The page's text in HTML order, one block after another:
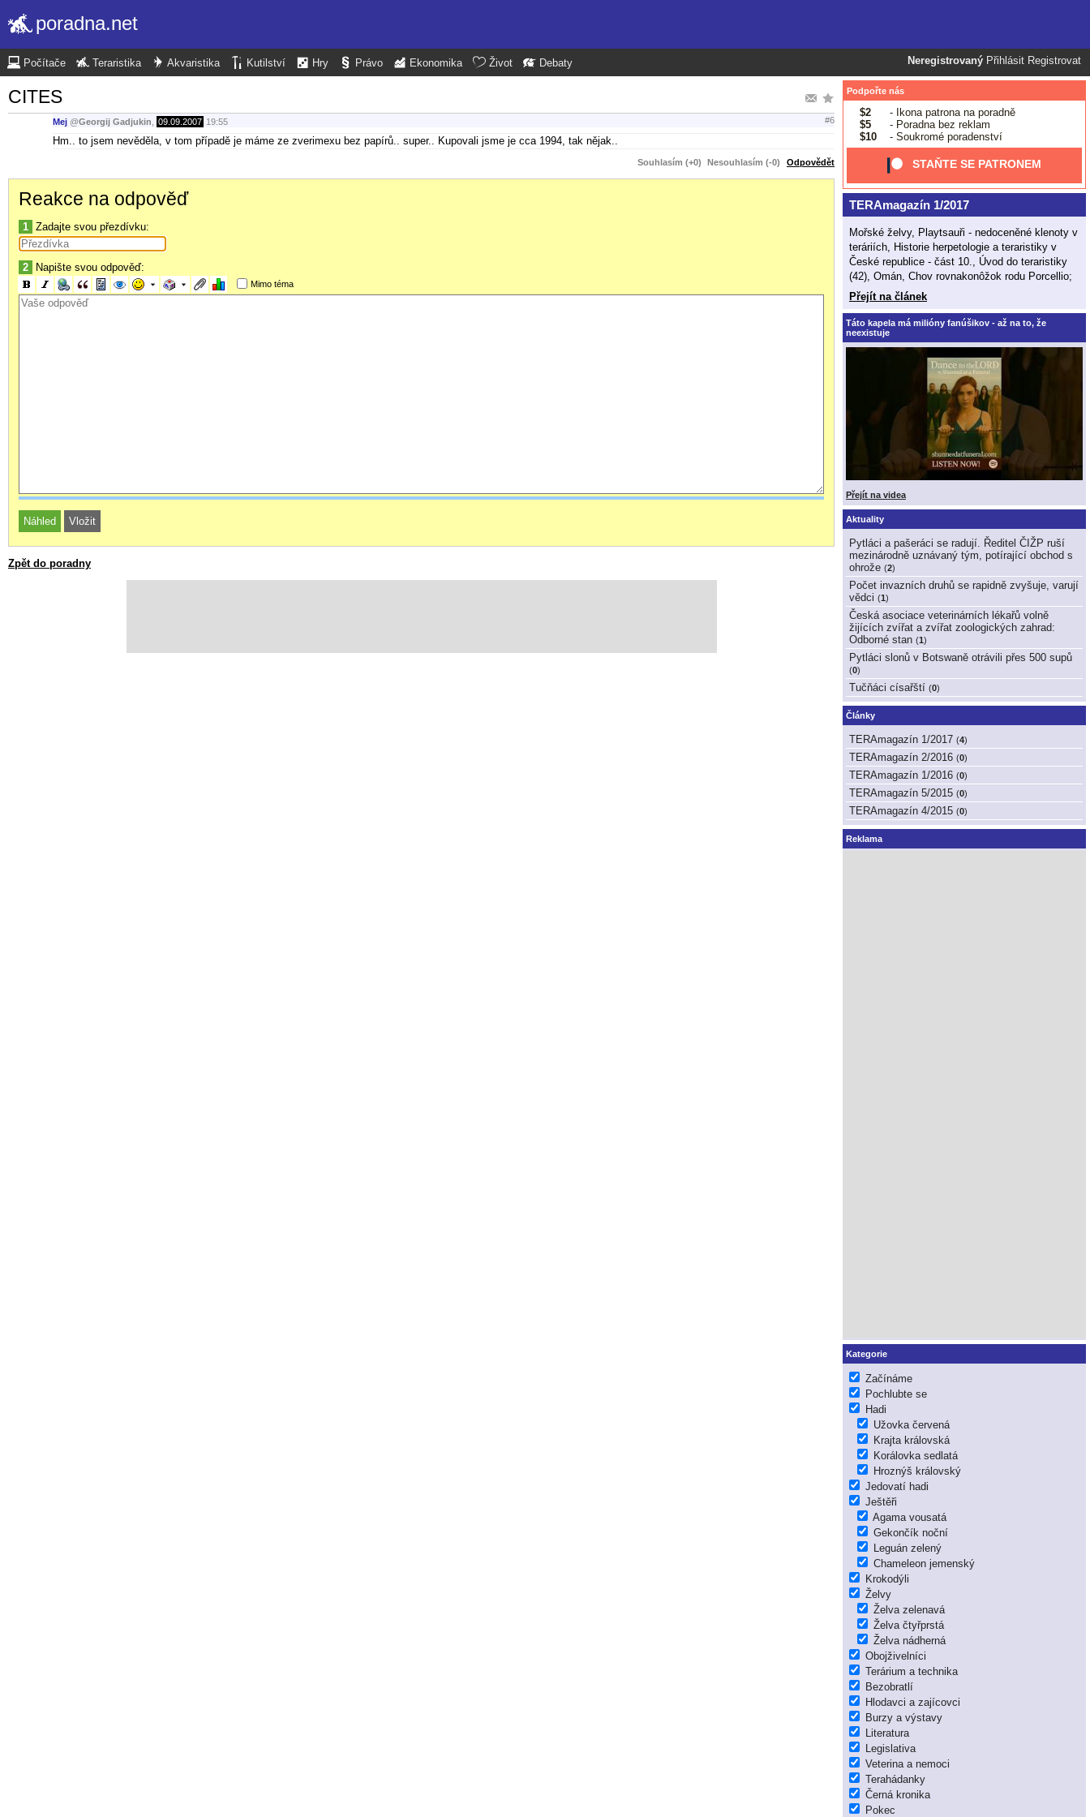
poradna.net
Neregistrovaný Přihlásit Registrovat
Počítače Teraristika Akvaristika Kutilství Hry Právo Ekonomika Život Debaty
CITES
Mej @Georgij Gadjukin 09.09.2007 19:55 #6
Hm.. to jsem nevěděla, v tom případě je máme ze zverimexu bez papírů.. super.. Kupovali jsme je cca 1994, tak nějak..
Souhlasím (+0) Nesouhlasím (-0) Odpovědět
Reakce na odpověď
1 Zadajte svou přezdívku:
2 Napište svou odpověď:
Mimo téma
Zpět do poradny
Podpořte nás
$2
- Ikona patrona na poradně
$5
- Poradna bez reklam
$10
- Soukromé poradenství
STAŇTE SE PATRONEM
TERAmagazín 1/2017
Mořské želvy, Playtsauři - nedoceněné klenoty v
teráriích, Historie herpetologie a teraristiky v
České republice - část 10., Úvod do teraristiky
(42), Omán, Chov rovnakonôžok rodu Porcellio;
Přejít na článek
Táto kapela má milióny fanúšikov - až na to, že
neexistuje
Přejít na videa
Aktuality
Pytláci a pašeráci se radují. Ředitel ČIŽP ruší
mezinárodně uznávaný tým, potírající obchod s
ohrože (2)
Počet invazních druhů se rapidně zvyšuje, varují
vědci (1)
Česká asociace veterinárních lékařů volně
žijících zvířat a zvířat zoologických zahrad:
Odborné stan (1)
Pytláci slonů v Botswaně otrávili přes 500 supů
(0)
Tučňáci císařští (0)
Články
TERAmagazín 1/2017 (4)
TERAmagazín 2/2016 (0)
TERAmagazín 1/2016 (0)
TERAmagazín 5/2015 (0)
TERAmagazín 4/2015 (0)
Reklama
Kategorie
Začínáme
Pochlubte se
Hadi
Užovka červená
Krajta královská
Korálovka sedlatá
Hroznýš královský
Jedovatí hadi
Ještěři
Agama vousatá
Gekončík noční
Leguán zelený
Chameleon jemenský
Krokodýli
Želvy
Želva zelenavá
Želva čtyřprstá
Želva nádherná
Obojživelníci
Terárium a technika
Bezobratlí
Hlodavci a zajícovci
Burzy a výstavy
Literatura
Legislativa
Veterina a nemoci
Terahádanky
Černá kronika
Pokec